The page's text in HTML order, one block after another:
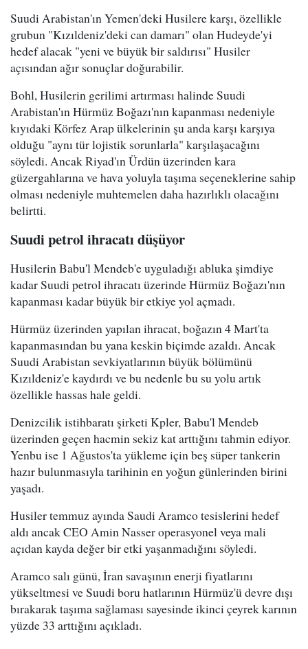
Suudi Arabistan'ın Yemen'deki Husilere karşı, özellikle
grubun "Kızıldeniz'deki can damarı" olan Hudeyde'yi
hedef alacak "yeni ve büyük bir saldırısı" Husiler
açısından ağır sonuçlar doğurabilir.
Bohl, Husilerin gerilimi artırması halinde Suudi
Arabistan'ın Hürmüz Boğazı'nın kapanması nedeniyle
kıyıdaki Körfez Arap ülkelerinin şu anda karşı karşıya
olduğu "aynı tür lojistik sorunlarla" karşılaşacağını
söyledi. Ancak Riyad'ın Ürdün üzerinden kara
güzergahlarına ve hava yoluyla taşıma seçeneklerine sahip
olması nedeniyle muhtemelen daha hazırlıklı olacağını
belirtti.
Suudi petrol ihracatı düşüyor
Husilerin Babu'l Mendeb'e uyguladığı abluka şimdiye
kadar Suudi petrol ihracatı üzerinde Hürmüz Boğazı'nın
kapanması kadar büyük bir etkiye yol açmadı.
Hürmüz üzerinden yapılan ihracat, boğazın 4 Mart'ta
kapanmasından bu yana keskin biçimde azaldı. Ancak
Suudi Arabistan sevkiyatlarının büyük bölümünü
Kızıldeniz'e kaydırdı ve bu nedenle bu su yolu artık
özellikle hassas hale geldi.
Denizcilik istihbaratı şirketi Kpler, Babu'l Mendeb
üzerinden geçen hacmin sekiz kat arttığını tahmin ediyor.
Yenbu ise 1 Ağustos'ta yükleme için beş süper tankerin
hazır bulunmasıyla tarihinin en yoğun günlerinden birini
yaşadı.
Husiler temmuz ayında Saudi Aramco tesislerini hedef
aldı ancak CEO Amin Nasser operasyonel veya mali
açıdan kayda değer bir etki yaşanmadığını söyledi.
Aramco salı günü, İran savaşının enerji fiyatlarını
yükseltmesi ve Suudi boru hatlarının Hürmüz'ü devre dışı
bırakarak taşıma sağlaması sayesinde ikinci çeyrek karının
yüzde 33 arttığını açıkladı.